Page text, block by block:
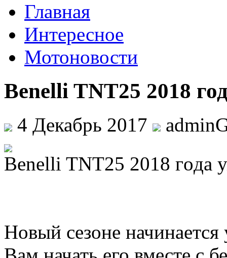
Главная
Интересное
Мотоновости
Benelli TNT25 2018
4 Декабрь 2017
Benelli TNT25 2018 гoдa
Новый сезоне